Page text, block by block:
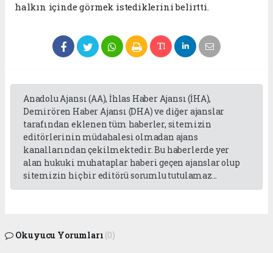
halkın içinde görmek istediklerini belirtti.
Anadolu Ajansı (AA), İhlas Haber Ajansı (İHA),
Demirören Haber Ajansı (DHA) ve diğer ajanslar
tarafından eklenen tüm haberler, sitemizin
editörlerinin müdahalesi olmadan ajans
kanallarından çekilmektedir. Bu haberlerde yer
alan hukuki muhataplar haberi geçen ajanslar olup
sitemizin hiç bir editörü sorumlu tutulamaz...
Okuyucu Yorumları (0)